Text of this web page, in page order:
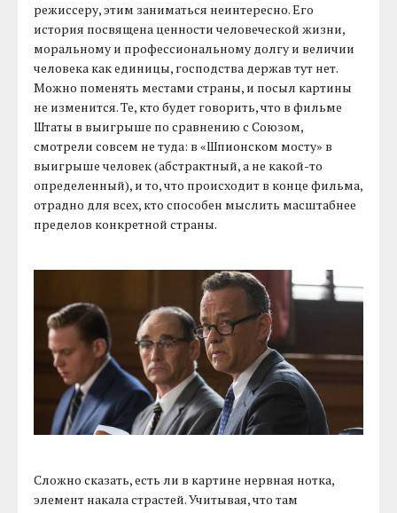
режиссеру, этим заниматься неинтересно. Его
история посвящена ценности человеческой жизни,
моральному и профессиональному долгу и величии
человека как единицы, господства держав тут нет.
Можно поменять местами страны, и посыл картины
не изменится. Те, кто будет говорить, что в фильме
Штаты в выигрыше по сравнению с Союзом,
смотрели совсем не туда: в «Шпионском мосту» в
выигрыше человек (абстрактный, а не какой-то
определенный), и то, что происходит в конце фильма,
отрадно для всех, кто способен мыслить масштабнее
пределов конкретной страны.
Сложно сказать, есть ли в картине нервная нотка,
элемент накала страстей. Учитывая, что там